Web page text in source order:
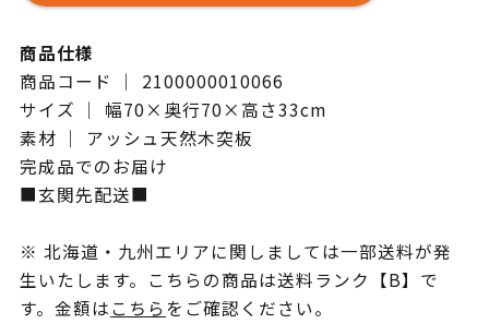
商品仕様
商品コード ｜ 2100000010066
サイズ ｜ 幅70×奥行70×高さ33cm
素材 ｜ アッシュ天然木突板
完成品でのお届け
■玄関先配送■
※ 北海道・九州エリアに関しましては一部送料が発
生いたします。こちらの商品は送料ランク【B】で
す。金額はこちらをご確認ください。